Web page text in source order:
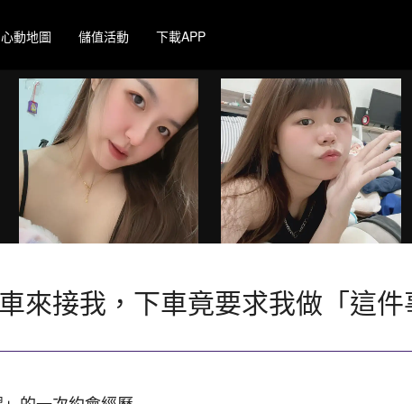
心動地圖 儲值活動 下載APP
來接我，下車竟要求我做「這件